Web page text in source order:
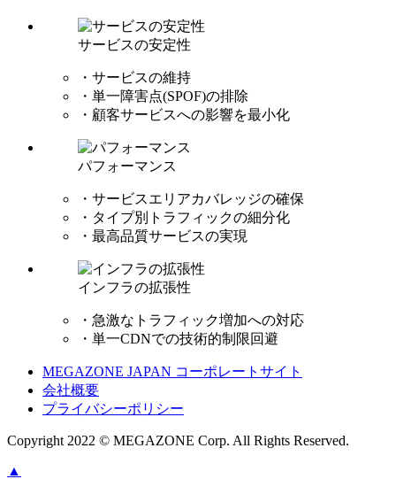
サービスの安定性
・サービスの維持
・単一障害点(SPOF)の排除
・顧客サービスへの影響を最小化
パフォーマンス
・サービスエリアカバレッジの確保
・タイプ別トラフィックの細分化
・最高品質サービスの実現
インフラの拡張性
・急激なトラフィック増加への対応
・単一CDNでの技術的制限回避
MEGAZONE JAPAN コーポレートサイト
会社概要
プライバシーポリシー
Copyright 2022 © MEGAZONE Corp. All Rights Reserved.
▲